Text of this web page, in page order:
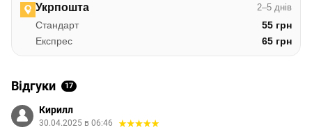
Укрпошта 2–5 днів
Стандарт
55 грн
Експрес
65 грн
Відгуки 17
Кирилл
30.04.2025 в 06:46